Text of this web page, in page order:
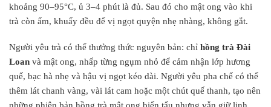
khoảng 90–95°C, ủ 3–4 phút là đủ. Sau đó cho mật ong vào khi
trà còn ấm, khuấy đều để vị ngọt quyện nhẹ nhàng, không gắt.
Người yêu trà có thể thưởng thức nguyên bản: chỉ hồng trà Đài
Loan và mật ong, nhấp từng ngụm nhỏ để cảm nhận lớp hương
quế, bạc hà nhẹ và hậu vị ngọt kéo dài. Người yêu pha chế có thể
thêm lát chanh vàng, vài lát cam hoặc một chút quế thanh, tạo nên